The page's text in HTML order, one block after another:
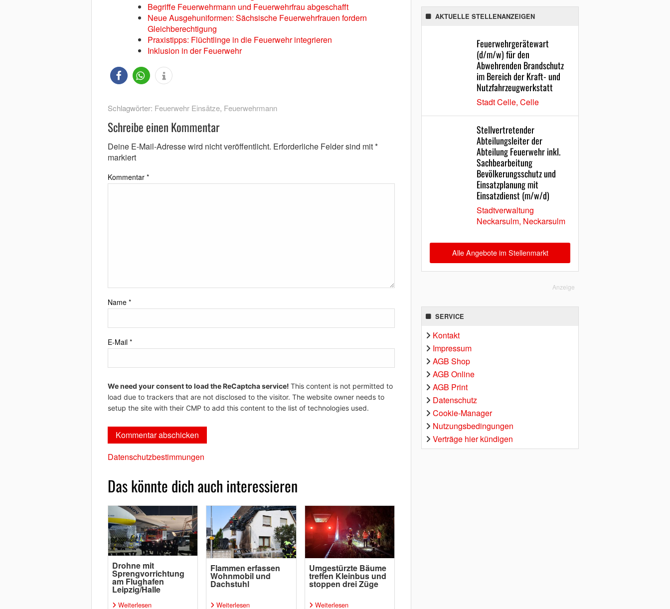
Begriffe Feuerwehrmann und Feuerwehrfrau abgeschafft
Neue Ausgehuniformen: Sächsische Feuerwehrfrauen fordern
Gleichberechtigung
Praxistipps: Flüchtlinge in die Feuerwehr integrieren
Inklusion in der Feuerwehr
Schlagwörter: Feuerwehr Einsätze, Feuerwehrmann
Schreibe einen Kommentar
Deine E-Mail-Adresse wird nicht veröffentlicht. Erforderliche Felder sind mit*
markiert
Kommentar *
Name *
E-Mail *
We need your consent to load the ReCaptcha service! This content is not permitted to
load due to trackers that are not disclosed to the visitor. The website owner needs to
setup the site with their CMP to add this content to the list of technologies used.
Datenschutzbestimmungen
Das könnte dich auch interessieren
Drohne mit
Sprengvorrichtung
am Flughafen
Leipzig/Halle
Weiterlesen
Flammen erfassen
Wohnmobil und
Dachstuhl
Weiterlesen
Umgestürzte Bäume
treffen Kleinbus und
stoppen drei Züge
Weiterlesen
AKTUELLE STELLENANZEIGEN
Feuerwehrgerätewart
(d/m/w) für den
Abwehrenden Brandschutz
im Bereich der Kraft- und
Nutzfahrzeugwerkstatt
Stadt Celle, Celle
Stellvertretender
Abteilungsleiter der
Abteilung Feuerwehr inkl.
Sachbearbeitung
Bevölkerungsschutz und
Einsatzplanung mit
Einsatzdienst (m/w/d)
Stadtverwaltung
Neckarsulm, Neckarsulm
Alle Angebote im Stellenmarkt
Anzeige
SERVICE
Kontakt
Impressum
AGB Shop
AGB Online
AGB Print
Datenschutz
Cookie-Manager
Nutzungsbedingungen
Verträge hier kündigen